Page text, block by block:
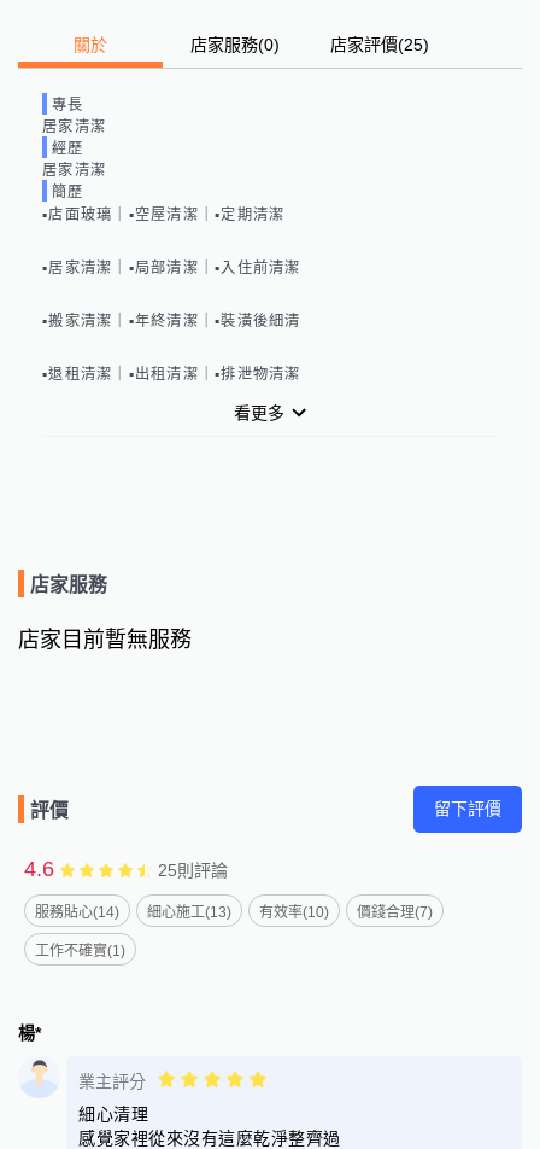
關於 店家服務(0) 店家評價(25)
專長
居家清潔
經歷
居家清潔
簡歷
▪️店面玻璃｜▪️空屋清潔｜▪️定期清潔
▪️居家清潔｜▪️局部清潔｜▪️入住前清潔
▪️搬家清潔｜▪️年終清潔｜▪️裝潢後細清
▪️退租清潔｜▪️出租清潔｜▪️排泄物清潔
看更多
店家服務
店家目前暫無服務
評價 留下評價
4.6 25則評論
服務貼心(14) 細心施工(13) 有效率(10) 價錢合理(7)
工作不確實(1)
楊*
業主評分
細心清理
感覺家裡從來沒有這麼乾淨整齊過